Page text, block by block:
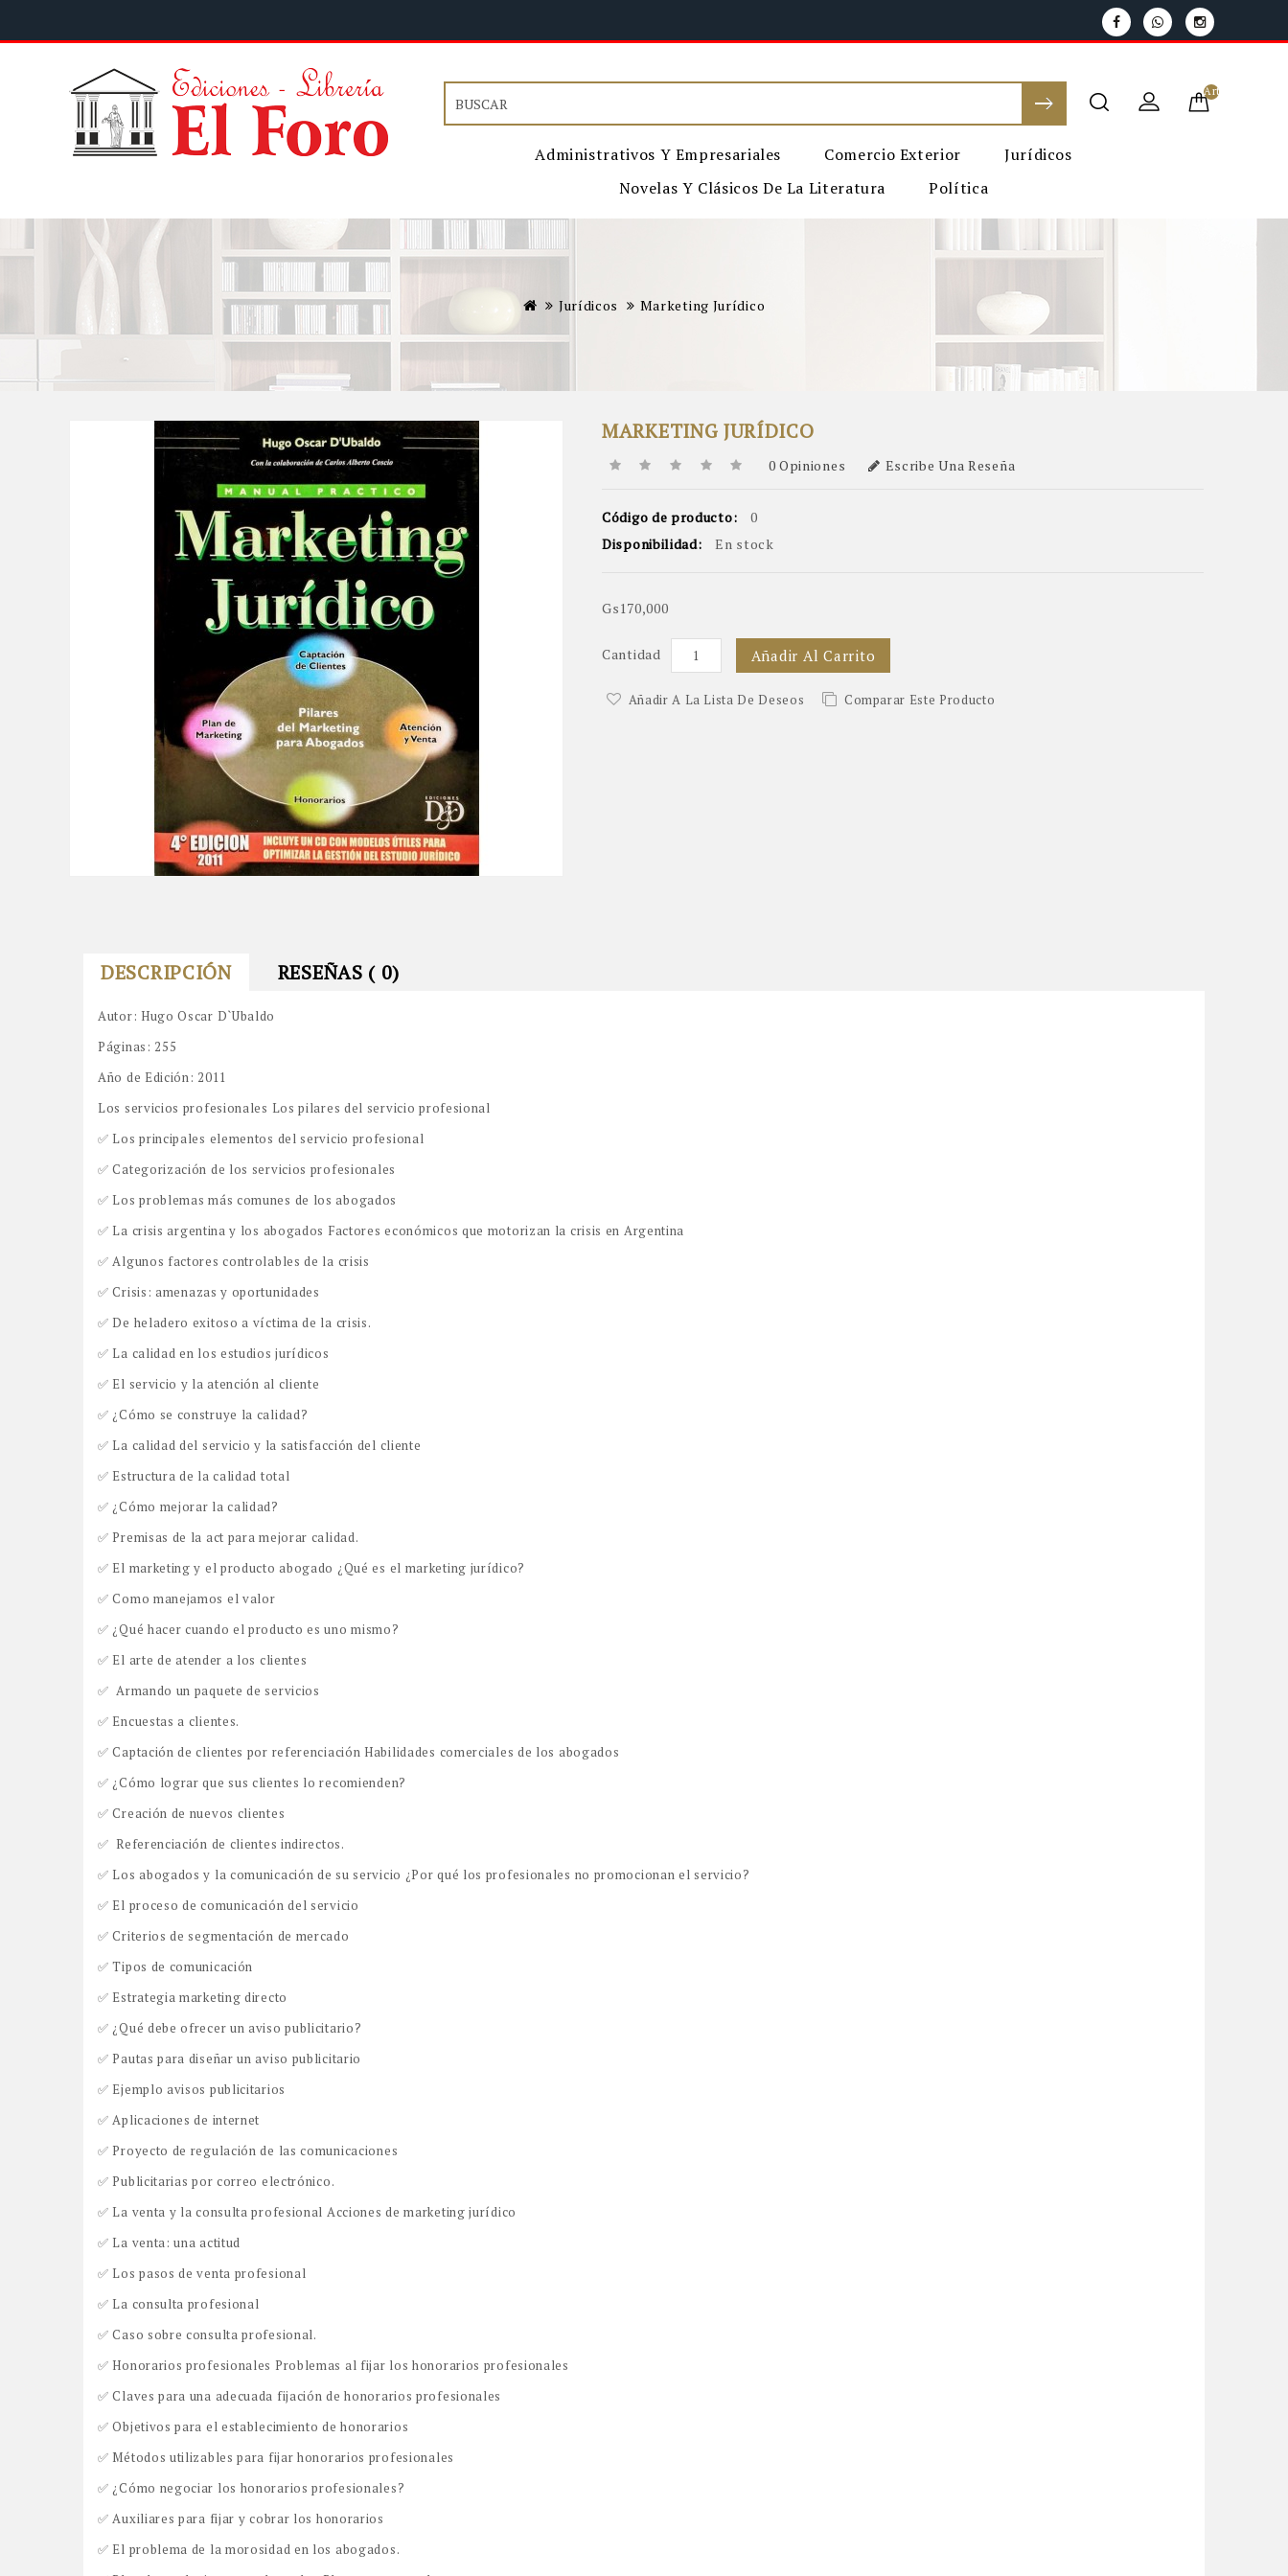
Artículo (s) -
Administrativos Y Empresariales Comercio Exterior
Jurídicos
Novelas Y Clásicos De La Literatura
Política
Jurídicos Marketing Jurídico
MARKETING JURÍDICO
0 Opiniones Escribe Una Reseña
Código de producto:
0
Disponibilidad:
En stock
Gs170,000
Cantidad Añadir Al Carrito
Añadir A La Lista De Deseos Comparar Este Producto
DESCRIPCIÓN RESEÑAS ( 0)
Autor: Hugo Oscar D`Ubaldo
Páginas: 255
Año de Edición: 2011
Los servicios profesionales Los pilares del servicio profesional
✅ Los principales elementos del servicio profesional
✅ Categorización de los servicios profesionales
✅ Los problemas más comunes de los abogados
✅ La crisis argentina y los abogados Factores económicos que motorizan la crisis en Argentina
✅ Algunos factores controlables de la crisis
✅ Crisis: amenazas y oportunidades
✅ De heladero exitoso a víctima de la crisis.
✅ La calidad en los estudios jurídicos
✅ El servicio y la atención al cliente
✅ ¿Cómo se construye la calidad?
✅ La calidad del servicio y la satisfacción del cliente
✅ Estructura de la calidad total
✅ ¿Cómo mejorar la calidad?
✅ Premisas de la act para mejorar calidad.
✅ El marketing y el producto abogado ¿Qué es el marketing jurídico?
✅ Como manejamos el valor
✅ ¿Qué hacer cuando el producto es uno mismo?
✅ El arte de atender a los clientes
✅ Armando un paquete de servicios
✅ Encuestas a clientes.
✅ Captación de clientes por referenciación Habilidades comerciales de los abogados
✅ ¿Cómo lograr que sus clientes lo recomienden?
✅ Creación de nuevos clientes
✅ Referenciación de clientes indirectos.
✅ Los abogados y la comunicación de su servicio ¿Por qué los profesionales no promocionan el servicio?
✅ El proceso de comunicación del servicio
✅ Criterios de segmentación de mercado
✅ Tipos de comunicación
✅ Estrategia marketing directo
✅ ¿Qué debe ofrecer un aviso publicitario?
✅ Pautas para diseñar un aviso publicitario
✅ Ejemplo avisos publicitarios
✅ Aplicaciones de internet
✅ Proyecto de regulación de las comunicaciones
✅ Publicitarias por correo electrónico.
✅ La venta y la consulta profesional Acciones de marketing jurídico
✅ La venta: una actitud
✅ Los pasos de venta profesional
✅ La consulta profesional
✅ Caso sobre consulta profesional.
✅ Honorarios profesionales Problemas al fijar los honorarios profesionales
✅ Claves para una adecuada fijación de honorarios profesionales
✅ Objetivos para el establecimiento de honorarios
✅ Métodos utilizables para fijar honorarios profesionales
✅ ¿Cómo negociar los honorarios profesionales?
✅ Auxiliares para fijar y cobrar los honorarios
✅ El problema de la morosidad en los abogados.